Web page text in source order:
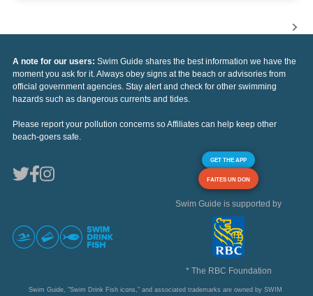
A note for our users: Swim Guide shares the best information we have the
moment you ask for it. Always obey signs at the beach or advisories from
official government agencies. Stay alert and check for other swimming
hazards such as dangerous currents and tides.
Please report your pollution concerns so Affiliates can help keep other
beach-goers safe.
GET THE APP
FAITES UN DON
Swim Guide is supported by
* The RBC Foundation
Swim Guide, "Swim Drink Fish icons," and associated trademarks are owned by SWIM